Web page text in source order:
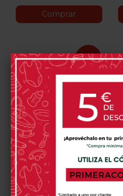
Comprar
Silla De Coche Maxi Cosi
Mica 360 Pro
469,99 €
399,49 €
Authentic
Graphite
Authentic
Authentic
-15%